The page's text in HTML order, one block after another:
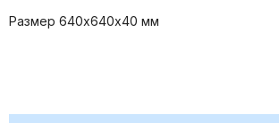
Размер 640х640х40 мм